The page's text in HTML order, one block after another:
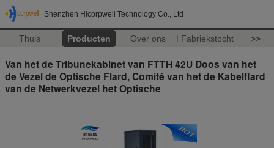
Shenzhen Hicorpwell Technology Co., Ltd
Thuis Producten Over ons Fabriekstocht >>
Van het de Tribunekabinet van FTTH 42U Doos van het
de Vezel de Optische Flard, Comité van het de Kabelflard
van de Netwerkvezel het Optische